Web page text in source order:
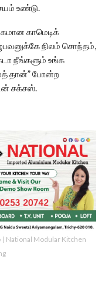
உண்டு.
காமெடிக்
நிலம் சொந்தம்,
நீங்களும் உங்க
தான்” போன்ற
சக்சஸ்.
| National Modular Kitchen